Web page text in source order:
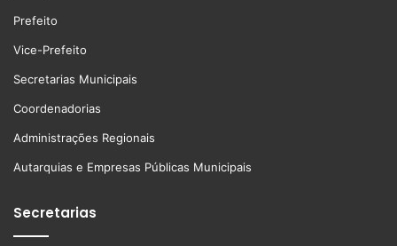
Prefeito
Vice-Prefeito
Secretarias Municipais
Coordenadorias
Administrações Regionais
Autarquias e Empresas Públicas Municipais
Secretarias